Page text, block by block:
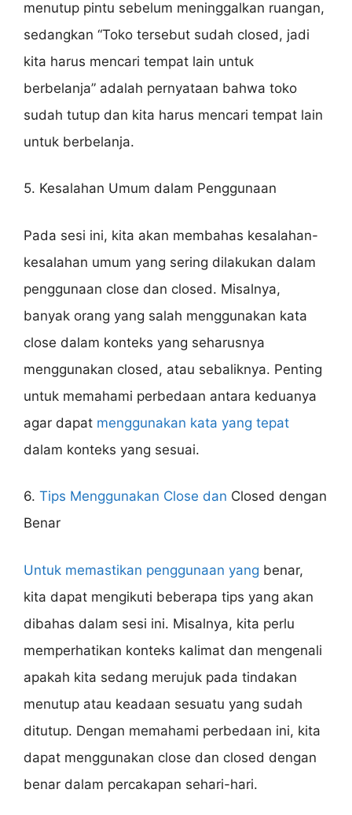
menutup pintu sebelum meninggalkan ruangan,
sedangkan “Toko tersebut sudah closed, jadi
kita harus mencari tempat lain untuk
berbelanja” adalah pernyataan bahwa toko
sudah tutup dan kita harus mencari tempat lain
untuk berbelanja.
5. Kesalahan Umum dalam Penggunaan
Pada sesi ini, kita akan membahas kesalahan-
kesalahan umum yang sering dilakukan dalam
penggunaan close dan closed. Misalnya,
banyak orang yang salah menggunakan kata
close dalam konteks yang seharusnya
menggunakan closed, atau sebaliknya. Penting
untuk memahami perbedaan antara keduanya
agar dapat menggunakan kata yang tepat
dalam konteks yang sesuai.
6. Tips Menggunakan Close dan Closed dengan
Benar
Untuk memastikan penggunaan yang benar,
kita dapat mengikuti beberapa tips yang akan
dibahas dalam sesi ini. Misalnya, kita perlu
memperhatikan konteks kalimat dan mengenali
apakah kita sedang merujuk pada tindakan
menutup atau keadaan sesuatu yang sudah
ditutup. Dengan memahami perbedaan ini, kita
dapat menggunakan close dan closed dengan
benar dalam percakapan sehari-hari.